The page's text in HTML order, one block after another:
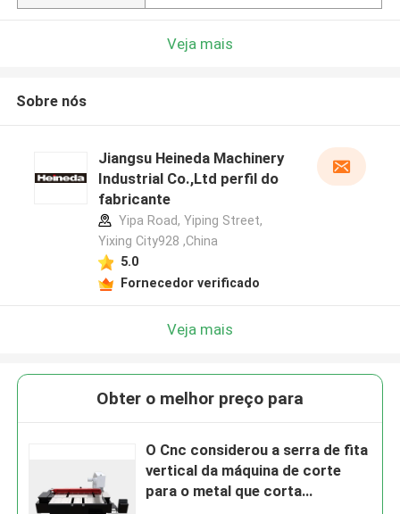
Veja mais
Sobre nós
Jiangsu Heineda Machinery
Industrial Co.,Ltd perfil do
fabricante
Yipa Road, Yiping Street,
Yixing City928 ,China
5.0
Fornecedor verificado
Veja mais
Obter o melhor preço para
O Cnc considerou a serra de fita
vertical da máquina de corte
para o metal que corta